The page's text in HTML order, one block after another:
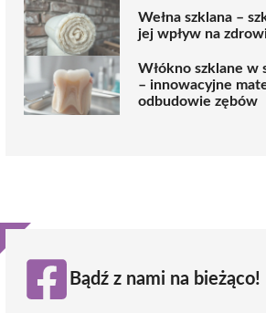
Wełna szklana –
jej wpływ na
Włókno szklane w
– innowacyjne
odbudowie zębów
Bądź z nami na bieżąco!